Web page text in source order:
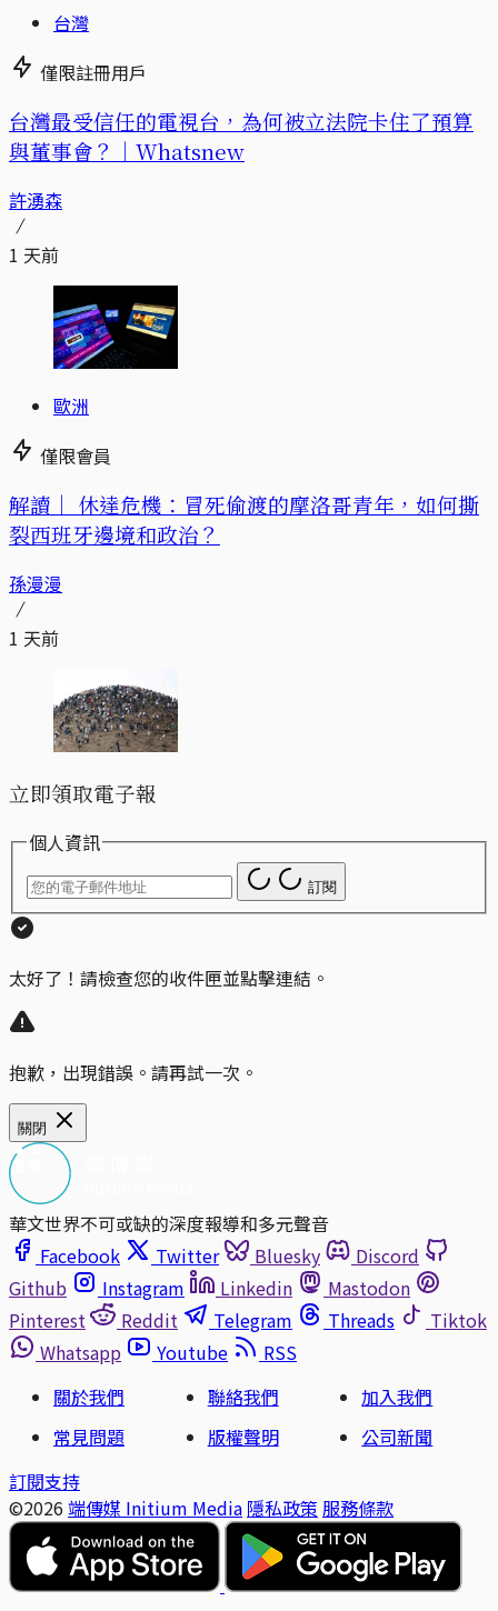
台灣
僅限註冊用戶
台灣最受信任的電視台，為何被立法院卡住了預算
與董事會？｜Whatsnew
許湧森
1 天前
歐洲
僅限會員
解讀｜ 休達危機：冒死偷渡的摩洛哥青年，如何撕
裂西班牙邊境和政治？
孫漫漫
1 天前
立即領取電子報
個人資訊
訂閱
太好了！請檢查您的收件匣並點擊連結。
抱歉，出現錯誤。請再試一次。
關閉
華文世界不可或缺的深度報導和多元聲音
Facebook
Twitter Bluesky
Discord
Github
Instagram Linkedin
Mastodon
Pinterest
Reddit Telegram Threads
Tiktok
Whatsapp
Youtube
RSS
關於我們
聯絡我們
加入我們
常見問題
版權聲明
公司新聞
訂閱支持
©2026 端傳媒 Initium Media 隱私政策 服務條款